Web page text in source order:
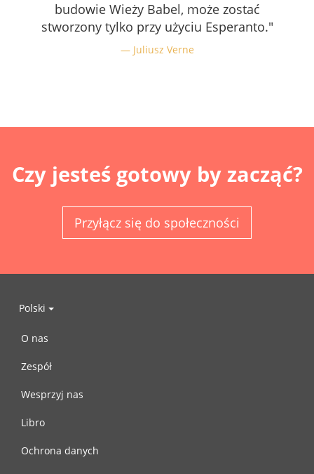
budowie Wieży Babel, może zostać
stworzony tylko przy użyciu Esperanto."
Juliusz Verne
Czy jesteś gotowy by zacząć?
Przyłącz się do społeczności
Polski
O nas
Zespół
Wesprzyj nas
Libro
Ochrona danych